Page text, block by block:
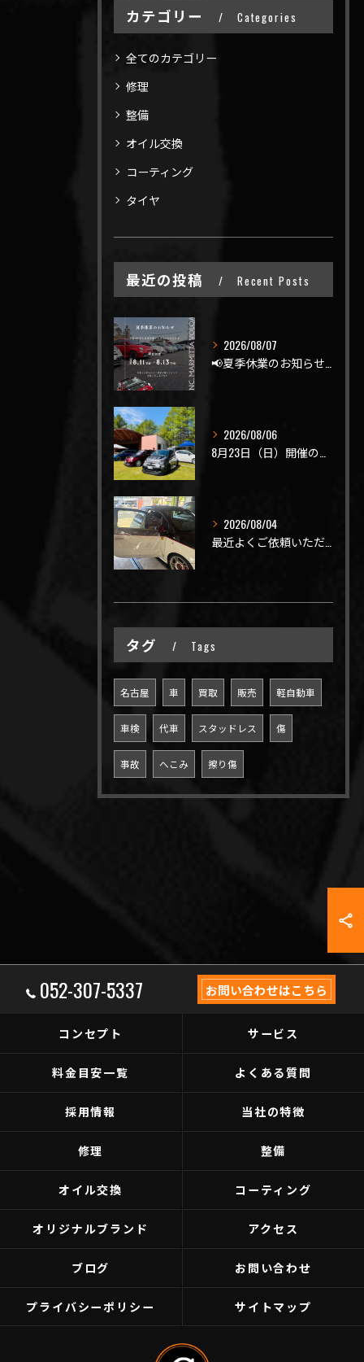
カテゴリー Categories
全てのカテゴリー
修理
整備
オイル交換
コーティング
タイヤ
最近の投稿 Recent Posts
2026/08/07
2026/08/06
2026/08/04
タグ Tags
名古屋 車 買取 販売 軽自動車
車検 代車 スタッドレス 傷
事故 へこみ 擦り傷
052-307-5337 お問い合わせはこちら
コンセプト サービス
料金目安一覧 よくある質問
採用情報 当社の特徴
修理 整備
オイル交換 コーティング
オリジナルブランド アクセス
ブログ お問い合わせ
プライバシーポリシー サイトマップ